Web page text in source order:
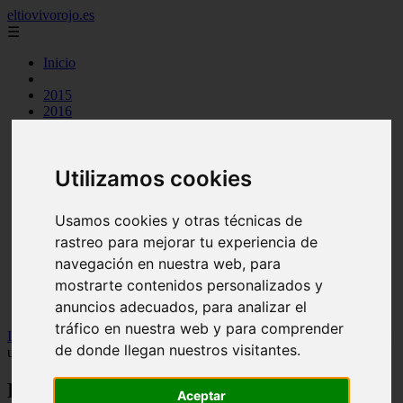
Utilizamos cookies
Usamos cookies y otras técnicas de
rastreo para mejorar tu experiencia de
navegación en nuestra web, para
mostrarte contenidos personalizados y
anuncios adecuados, para analizar el
tráfico en nuestra web y para comprender
de donde llegan nuestros visitantes.
Aceptar
eltiovivorojo.es
☰
Inicio
2015
2016
espana
huevos
otros
postres
reposteria
venezuela
verduras
Inicio
recetas > Descubre la mejor tortilla de patatas en Santander:
una ruta irresistible para los amantes del buen comer
Descubre la mejor tortilla de patatas en